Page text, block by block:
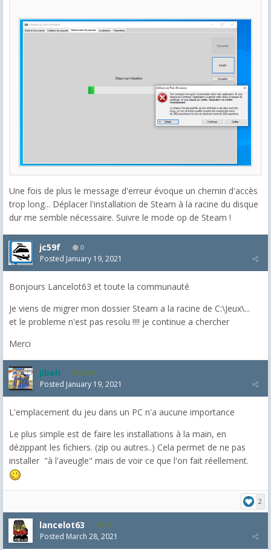
Une fois de plus le message d'erreur évoque un chemin d'accès
trop long... Déplacer l'installation de Steam à la racine du disque
dur me semble nécessaire. Suivre le mode op de Steam !
jc59f 0
Posted January 19, 2021
Bonjours Lancelot63 et toute la communauté
Je viens de migrer mon dossier Steam a la racine de C:\Jeux\...
et le probleme n'est pas resolu !!!! je continue a chercher
Merci
jibeh 5,475
Posted January 19, 2021
L'emplacement du jeu dans un PC n'a aucune importance
Le plus simple est de faire les installations à la main, en
dézippant les fichiers. (zip ou autres..) Cela permet de ne pas
installer "à l'aveugle" mais de voir ce que l'on fait réellement.
2
lancelot63 87
Posted March 28, 2021